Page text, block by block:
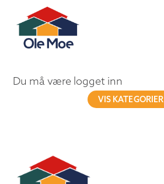
Du må være logget inn
VIS KATEGORIER